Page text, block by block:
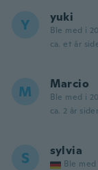
Y yuki
Ble med i
ca. et år
M Marcio
Ble med i
ca. 2 år
S sylvia
Ble med